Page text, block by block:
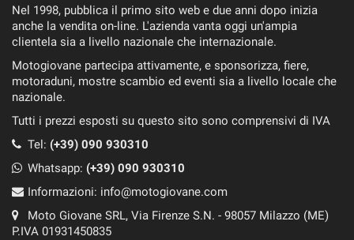
Nel 1998, pubblica il primo sito web e due anni dopo inizia
anche la vendita on-line. L'azienda vanta oggi un'ampia
clientela sia a livello nazionale che internazionale.
Motogiovane partecipa attivamente, e sponsorizza, fiere,
motoraduni, mostre scambio ed eventi sia a livello locale che
nazionale.
Tutti i prezzi esposti su questo sito sono comprensivi di IVA
Tel: (+39) 090 930310
Whatsapp: (+39) 090 930310
Informazioni: info@motogiovane.com
Moto Giovane SRL, Via Firenze S.N. - 98057 Milazzo (ME)
P.IVA 01931450835